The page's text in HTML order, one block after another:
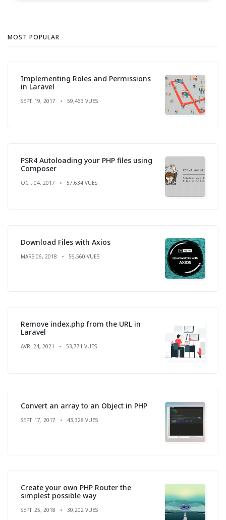
MOST POPULAR
Implementing Roles and Permissions
in Laravel
SEPT. 19, 2017 59,463 VUES
PSR4 Autoloading your PHP files using
Composer
OCT. 04, 2017 57,634 VUES
Download Files with Axios
MARS 06, 2018 56,560 VUES
Remove index.php from the URL in
Laravel
AVR. 24, 2021 53,771 VUES
Convert an array to an Object in PHP
SEPT. 17, 2017 43,328 VUES
Create your own PHP Router the
simplest possible way
SEPT. 25, 2018 30,202 VUES